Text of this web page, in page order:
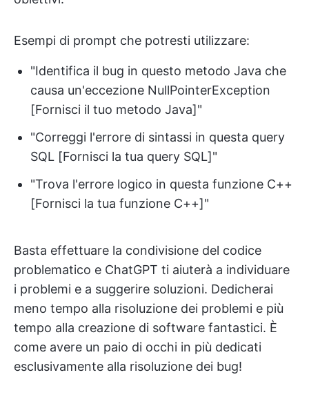
Esempi di prompt che potresti utilizzare:
"Identifica il bug in questo metodo Java che
causa un'eccezione NullPointerException
[Fornisci il tuo metodo Java]"
"Correggi l'errore di sintassi in questa query
SQL [Fornisci la tua query SQL]"
"Trova l'errore logico in questa funzione C++
[Fornisci la tua funzione C++]"
Basta effettuare la condivisione del codice
problematico e ChatGPT ti aiuterà a individuare
i problemi e a suggerire soluzioni. Dedicherai
meno tempo alla risoluzione dei problemi e più
tempo alla creazione di software fantastici. È
come avere un paio di occhi in più dedicati
esclusivamente alla risoluzione dei bug!